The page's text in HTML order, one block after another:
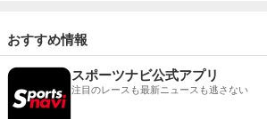
おすすめ情報
スポーツナビ公式アプリ
注目のレースも最新ニュースも逃さない